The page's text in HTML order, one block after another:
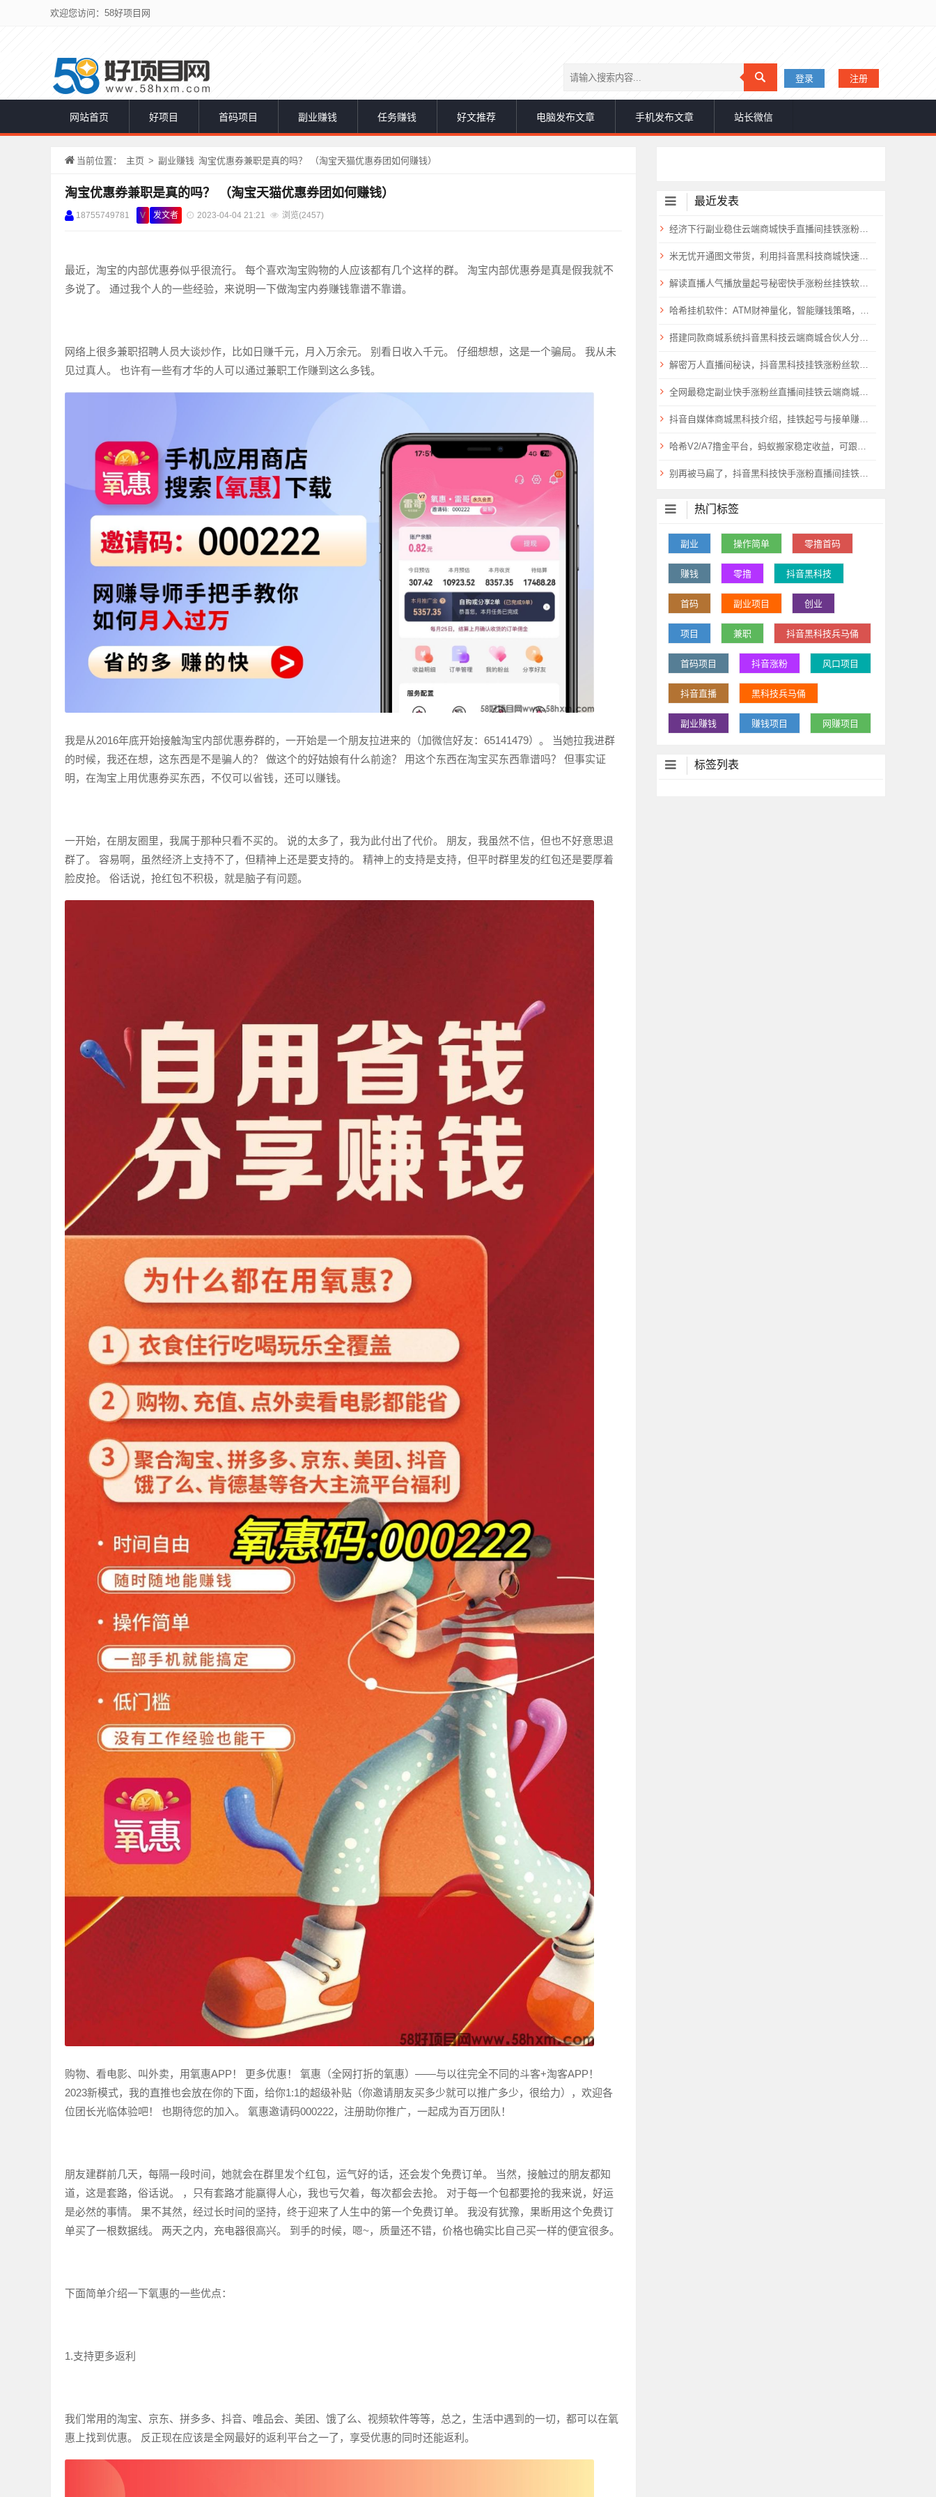
欢迎您访问：58好项目网
登录 注册
网站首页 好项目 首码项目 副业赚钱 任务赚钱 好文推荐 电脑发布文章 手机发布文章 站长微信
当前位置： 主页 > 副业赚钱 淘宝优惠券兼职是真的吗？ （淘宝天猫优惠券团如何赚钱）
淘宝优惠券兼职是真的吗？ （淘宝天猫优惠券团如何赚钱）
18755749781 V 发文者 2023-04-04 21:21 浏览(2457)
最近，淘宝的内部优惠券似乎很流行。 每个喜欢淘宝购物的人应该都有几个这样的群。 淘宝内部优惠券是真是假我就不
多说了。 通过我个人的一些经验，来说明一下做淘宝内券赚钱靠谱不靠谱。
网络上很多兼职招聘人员大谈炒作，比如日赚千元，月入万余元。 别看日收入千元。 仔细想想，这是一个骗局。 我从未
见过真人。 也许有一些有才华的人可以通过兼职工作赚到这么多钱。
我是从2016年底开始接触淘宝内部优惠券群的，一开始是一个朋友拉进来的（加微信好友：65141479）。 当她拉我进群
的时候，我还在想，这东西是不是骗人的？ 做这个的好姑娘有什么前途？ 用这个东西在淘宝买东西靠谱吗？ 但事实证
明，在淘宝上用优惠券买东西，不仅可以省钱，还可以赚钱。
一开始，在朋友圈里，我属于那种只看不买的。 说的太多了，我为此付出了代价。 朋友，我虽然不信，但也不好意思退
群了。 容易啊，虽然经济上支持不了，但精神上还是要支持的。 精神上的支持是支持，但平时群里发的红包还是要厚着
脸皮抢。 俗话说，抢红包不积极，就是脑子有问题。
购物、看电影、叫外卖，用氧惠APP！ 更多优惠！ 氧惠（全网打折的氧惠）——与以往完全不同的斗客+淘客APP！
2023新模式，我的直推也会放在你的下面，给你1:1的超级补贴（你邀请朋友买多少就可以推广多少，很给力），欢迎各
位团长光临体验吧！ 也期待您的加入。 氧惠邀请码000222，注册助你推广，一起成为百万团队！
朋友建群前几天，每隔一段时间，她就会在群里发个红包，运气好的话，还会发个免费订单。 当然，接触过的朋友都知
道，这是套路，俗话说。 ，只有套路才能赢得人心，我也亏欠着，每次都会去抢。 对于每一个包都要抢的我来说，好运
是必然的事情。 果不其然，经过长时间的坚持，终于迎来了人生中的第一个免费订单。 我没有犹豫，果断用这个免费订
单买了一根数据线。 两天之内，充电器很高兴。 到手的时候，嗯~，质量还不错，价格也确实比自己买一样的便宜很多。
下面简单介绍一下氧惠的一些优点：
1.支持更多返利
我们常用的淘宝、京东、拼多多、抖音、唯品会、美团、饿了么、视频软件等等，总之，生活中遇到的一切，都可以在氧
惠上找到优惠。 反正现在应该是全网最好的返利平台之一了，享受优惠的同时还能返利。
最近发表
经济下行副业稳住云端商城快手直播间挂铁涨粉丝抖音黑科技实操
米无忧开通图文带货，利用抖音黑科技商城快速涨粉1000+，单日变现2W！
解读直播人气播放量起号秘密快手涨粉丝挂铁软件抖音黑科技云端商城免费送
哈希挂机软件：ATM财神量化，智能赚钱策略，支持所有哈希平台，永久躺赚！
搭建同款商城系统抖音黑科技云端商城合伙人分站，自用省钱，副业赚钱
解密万人直播间秘诀，抖音黑科技挂铁涨粉丝软件云端商城助你飞
全网最稳定副业快手涨粉丝直播间挂铁云端商城抖音黑科技合伙人
抖音自媒体商城黑科技介绍，挂铁起号与接单赚钱流程详解
哈希V2/A7撸金平台，蚂蚁搬家稳定收益，可跟单或者脚本挂机量化！
别再被马扁了，抖音黑科技快手涨粉直播间挂铁小可爱云端商城免费送了
热门标签
副业 操作简单 零撸首码
赚钱 零撸 抖音黑科技
首码 副业项目 创业
项目 兼职 抖音黑科技兵马俑
首码项目 抖音涨粉 风口项目
抖音直播 黑科技兵马俑
副业赚钱 赚钱项目 网赚项目
标签列表